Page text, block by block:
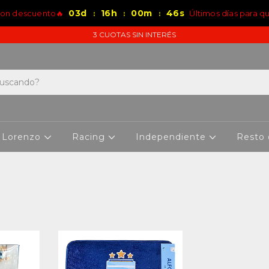
descuento🔥 03d : 16h : 00m : 45s Últimos días para
3 CUOTAS SIN INTERÉS
Lorenzo Racing Independiente Resto